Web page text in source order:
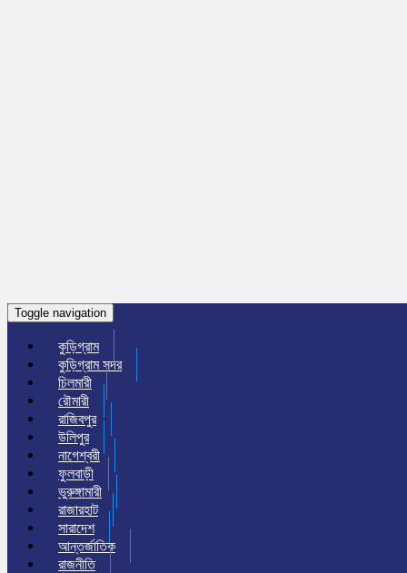
Toggle navigation
কুড়িগ্রাম
কুড়িগ্রাম সদর
চিলমারী
রৌমারী
রাজিবপুর
উলিপুর
নাগেশ্বরী
ফুলবাড়ী
ভুরুঙ্গামারী
রাজারহাট
সারাদেশ
আন্তর্জাতিক
রাজনীতি